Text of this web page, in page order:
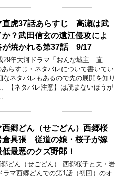
直虎37話あらすじ 高瀬は武
か？武田信玄の遠江侵攻によ
が焼かれる第37話 9/17
29年大河ドラマ「おんな城主 直
あらすじ・ネタバレについて書いてい
なネタバレもあるので先の展開を知り
【ネタバレ注意】は読まないほうが
西郷どん（せごどん）西郷桜
倉具張 従道の娘・桜子が嫁
最悪のクズ野郎！
どん（せごどん） 西郷桜子と夫・岩
ラマ西郷どんでの第1話（初回）のオ